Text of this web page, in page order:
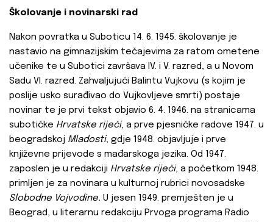
Školovanje i novinarski rad
Nakon povratka u Suboticu 14. 6. 1945. školovanje je
nastavio na gimnazijskim tečajevima za ratom ometene
učenike te u Subotici završava IV. i V. razred, a u Novom
Sadu VI. razred. Zahvaljujući Balintu Vujkovu (s kojim je
poslije usko surađivao do Vujkovljeve smrti) postaje
novinar te je prvi tekst objavio 6. 4. 1946. na stranicama
subotičke Hrvatske riječi, a prve pjesničke radove 1947. u
beogradskoj Mladosti, gdje 1948. objavljuje i prve
književne prijevode s mađarskoga jezika. Od 1947.
zaposlen je u redakciji Hrvatske riječi, a početkom 1948.
primljen je za novinara u kulturnoj rubrici novosadske
Slobodne Vojvodine. U jesen 1949. premješten je u
Beograd, u literarnu redakciju Prvoga programa Radio